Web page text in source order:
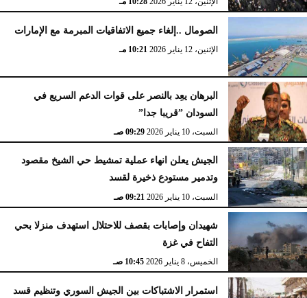
الصومال ..إلغاء جميع الاتفاقيات المبرمة مع الإمارات
الإثنين، 12 يناير 2026 10:21 مـ
البرهان يعِد بالنصر على قوات الدعم السريع في
السودان ”قريبا جدا”
السبت، 10 يناير 2026 09:29 صـ
الجيش يعلن انهاء عملية تمشيط حي الشيخ مقصود
وتدمير مستودع ذخيرة لقسد
السبت، 10 يناير 2026 09:21 صـ
شهيدان وإصابات بقصف للاحتلال استهدف منزلا بحي
التفاح في غزة
الخميس، 8 يناير 2026 10:45 صـ
استمرار الاشتباكات بين الجيش السوري وتنظيم قسد